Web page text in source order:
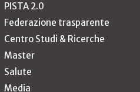
PISTA 2.0
Federazione trasparente
Centro Studi & Ricerche
Master
Salute
Media